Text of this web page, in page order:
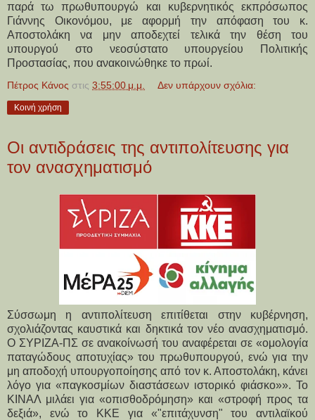
παρά τω πρωθυπουργώ και κυβερνητικός εκπρόσωπος
Γιάννης Οικονόμου, με αφορμή την απόφαση του κ.
Αποστολάκη να μην αποδεχτεί τελικά την θέση του
υπουργού στο νεοσύστατο υπουργείου Πολιτικής
Προστασίας, που ανακοινώθηκε το πρωί.
Πέτρος Κάνος στις 3:55:00 μ.μ. Δεν υπάρχουν σχόλια:
Κοινή χρήση
Οι αντιδράσεις της αντιπολίτευσης για
τον ανασχηματισμό
Σύσσωμη η αντιπολίτευση επιτίθεται στην κυβέρνηση,
σχολιάζοντας καυστικά και δηκτικά τον νέο ανασχηματισμό.
Ο ΣΥΡΙΖΑ-ΠΣ σε ανακοίνωσή του αναφέρεται σε «ομολογία
παταγώδους αποτυχίας» του πρωθυπουργού, ενώ για την
μη αποδοχή υπουργοποίησης από τον κ. Αποστολάκη, κάνει
λόγο για «παγκοσμίων διαστάσεων ιστορικό φιάσκο»». Το
ΚΙΝΑΛ μιλάει για «οπισθοδρόμηση» και «στροφή προς τα
δεξιά», ενώ το ΚΚΕ για «"επιτάχυνση" του αντιλαϊκού